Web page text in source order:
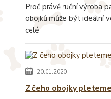
Proč právě ruční výroba
obojků může být ideální
celé
20.01.2020
Z čeho obojky